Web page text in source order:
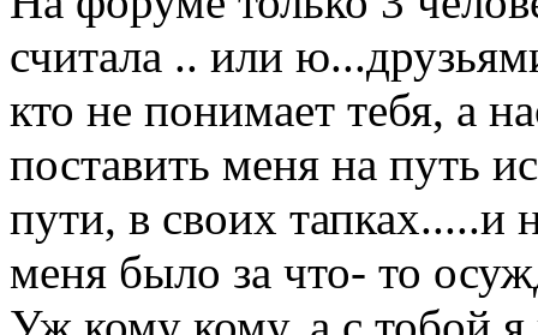
считала .. или
кто не понимает тебя, а
поставить меня на путь
пути, в своих тапках.....и
меня было за что- то